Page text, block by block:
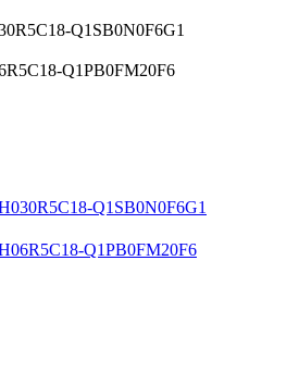
Q1SB0N0F6G1
Q1PB0FM20F6
Q1SB0N0F6G1
Q1PB0FM20F6